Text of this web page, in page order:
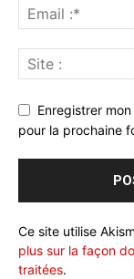
Enregistrer
pour la prochaine
Ce site utilise
plus sur la façon
traitées.